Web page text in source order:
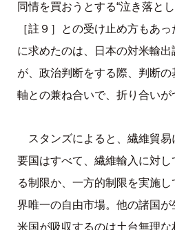
同情を買おうとする“泣き落と
［註９］との受け止め方もあ
に求めたのは、日本の対米輸
が、政治判断をする際、判断
軸との兼ね合いで、折り合いが
スタンズによると、繊維貿
要国はすべて、繊維輸入に対し
る制限か、一方的制限を実施
界唯一の自由市場。他の諸国
米国が吸収するのは土台無理